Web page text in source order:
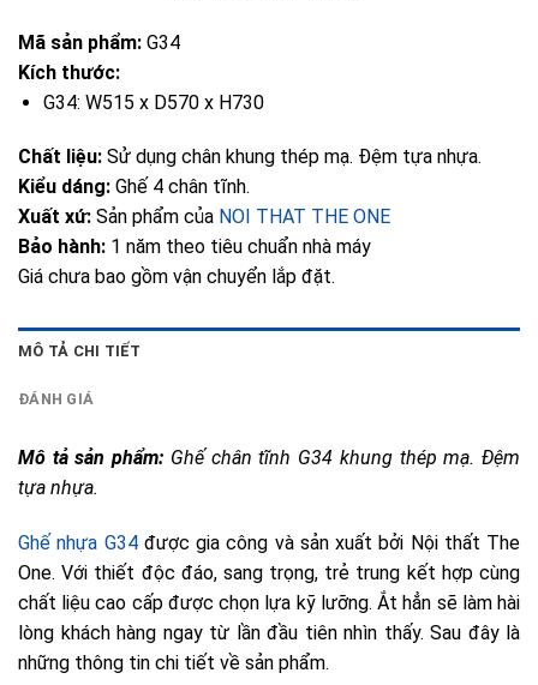
Mã sản phẩm: G34
Kích thước:
G34: W515 x D570 x H730
Chất liệu: Sử dụng chân khung thép mạ. Đệm tựa nhựa.
Kiểu dáng: Ghế 4 chân tĩnh.
Xuất xứ: Sản phẩm của NOI THAT THE ONE
Bảo hành: 1 năm theo tiêu chuẩn nhà máy
Giá chưa bao gồm vận chuyển lắp đặt.
MÔ TẢ CHI TIẾT
ĐÁNH GIÁ
Mô tả sản phẩm: